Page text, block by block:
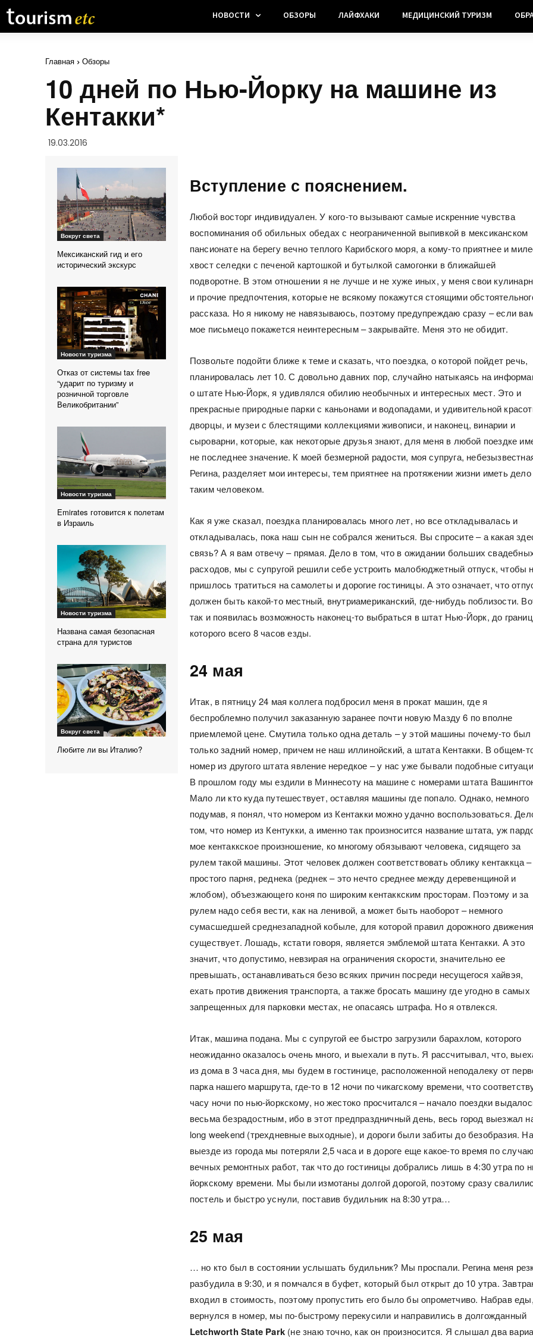
НОВОСТИ ОБЗОРЫ ЛАЙФХАКИ МЕДИЦИНСКИЙ ТУРИЗМ
Главная Обзоры
10 дней по Нью-Йорку на машине из
Кентакки*
19.03.2016
Вокруг света
Мексиканский гид и его
исторический экскурс
Новости туризма
Отказ от системы tax free
“ударит по туризму и
розничной торговле
Великобритании”
Новости туризма
Emirates готовится к полетам
в Израиль
Новости туризма
Названа самая безопасная
страна для туристов
Вокруг света
Любите ли вы Италию?
Вступление с пояснением.
Любой восторг индивидуален. У кого-то вызывают самые искренние чувства
воспоминания об обильных обедах с неограниченной выпивкой в мексиканском
пансионате на берегу вечно теплого Карибского моря, а кому-то приятнее и
хвост селедки с печеной картошкой и бутылкой самогонки в ближайшей
подворотне. В этом отношении я не лучше и не хуже иных, у меня свои
и прочие предпочтения, которые не всякому покажутся стоящими
рассказа. Но я никому не навязываюсь, поэтому предупреждаю сразу – если
мое письмецо покажется неинтересным – закрывайте. Меня это не обидит.
Позвольте подойти ближе к теме и сказать, что поездка, о которой пойдет речь,
планировалась лет 10. С довольно давних пор, случайно натыкаясь на
о штате Нью-Йорк, я удивлялся обилию необычных и интересных мест. Это и
прекрасные природные парки с каньонами и водопадами, и удивительной
дворцы, и музеи с блестящими коллекциями живописи, и наконец, винарии и
сыроварни, которые, как некоторые друзья знают, для меня в любой поездке
не последнее значение. К моей безмерной радости, моя супруга,
Регина, разделяет мои интересы, тем приятнее на протяжении жизни иметь дело
таким человеком.
Как я уже сказал, поездка планировалась много лет, но все откладывалась и
откладывалась, пока наш сын не собрался жениться. Вы спросите – а какая
связь? А я вам отвечу – прямая. Дело в том, что в ожидании больших
расходов, мы с супругой решили себе устроить малобюджетный отпуск, чтобы
пришлось тратиться на самолеты и дорогие гостиницы. А это означает, что
должен быть какой-то местный, внутриамериканский, где-нибудь поблизости.
так и появилась возможность наконец-то выбраться в штат Нью-Йорк, до
которого всего 8 часов езды.
24 мая
Итак, в пятницу 24 мая коллега подбросил меня в прокат машин, где я
беспроблемно получил заказанную заранее почти новую Мазду 6 по вполне
приемлемой цене. Смутила только одна деталь – у этой машины почему-то был
только задний номер, причем не наш иллинойский, а штата Кентакки. В общем-
номер из другого штата явление нередкое – у нас уже бывали подобные
В прошлом году мы ездили в Миннесоту на машине с номерами штата
Мало ли кто куда путешествует, оставляя машины где попало. Однако, немного
подумав, я понял, что номером из Кентакки можно удачно воспользоваться.
том, что номер из Кентукки, а именно так произносится название штата, уж
мое кентаккское произношение, ко многому обязывают человека, сидящего за
рулем такой машины. Этот человек должен соответствовать облику кентаккца –
простого парня, реднека (реднек – это нечто среднее между деревенщиной и
жлобом), объезжающего коня по широким кентаккским просторам. Поэтому и за
рулем надо себя вести, как на ленивой, а может быть наоборот – немного
сумасшедшей среднезападной кобыле, для которой правил дорожного
существует. Лошадь, кстати говоря, является эмблемой штата Кентакки. А это
значит, что допустимо, невзирая на ограничения скорости, значительно ее
превышать, останавливаться безо всяких причин посреди несущегося хайвэя,
ехать против движения транспорта, а также бросать машину где угодно в самых
запрещенных для парковки местах, не опасаясь штрафа. Но я отвлекся.
Итак, машина подана. Мы с супругой ее быстро загрузили барахлом, которого
неожиданно оказалось очень много, и выехали в путь. Я рассчитывал, что,
из дома в 3 часа дня, мы будем в гостинице, расположенной неподалеку от
парка нашего маршрута, где-то в 12 ночи по чикагскому времени, что
часу ночи по нью-йоркскому, но жестоко просчитался – начало поездки
весьма безрадостным, ибо в этот предпраздничный день, весь город выезжал
long weekend (трехдневные выходные), и дороги были забиты до безобразия. На
выезде из города мы потеряли 2,5 часа и в дороге еще какое-то время по случаю
вечных ремонтных работ, так что до гостиницы добрались лишь в 4:30 утра по
йоркскому времени. Мы были измотаны долгой дорогой, поэтому сразу
постель и быстро уснули, поставив будильник на 8:30 утра…
25 мая
… но кто был в состоянии услышать будильник? Мы проспали. Регина меня
разбудила в 9:30, и я помчался в буфет, который был открыт до 10 утра.
входил в стоимость, поэтому пропустить его было бы опрометчиво. Набрав
вернулся в номер, мы по-быстрому перекусили и направились в долгожданный
Letchworth State Park (не знаю точно, как он произносится. Я слышал два